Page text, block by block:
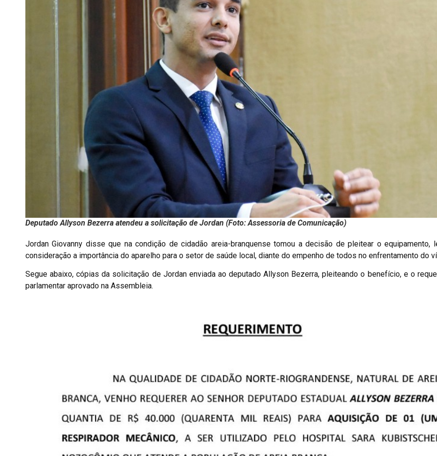
Deputado Allyson Bezerra atendeu a solicitação de Jordan (Foto: Assessoria de Comunicação)
Jordan Giovanny disse que na condição de cidadão areia-branquense tomou a decisão de pleitear o equipamento,
consideração a importância do aparelho para o setor de saúde local, diante do empenho de todos no enfrentamento do
Segue abaixo, cópias da solicitação de Jordan enviada ao deputado Allyson Bezerra, pleiteando o benefício, e o
parlamentar aprovado na Assembleia.